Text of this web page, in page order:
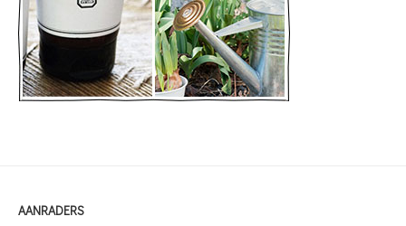
AANRADERS